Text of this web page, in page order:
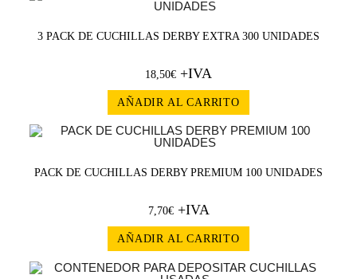
3 PACK DE CUCHILLAS DERBY EXTRA 300 UNIDADES
18,50€ +IVA
AÑADIR AL CARRITO
PACK DE CUCHILLAS DERBY PREMIUM 100 UNIDADES
7,70€+IVA
AÑADIR AL CARRITO